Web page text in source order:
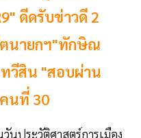
ดีดรับข่าวดี 2
ตนายกฯ"ทักษิณ
วีสิน "สอบผ่าน
นที่ 30
นประวัติศาสตร์การเมือง